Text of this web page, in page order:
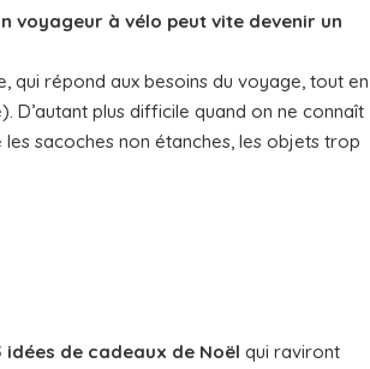
voyageur à vélo peut vite devenir un
qui répond aux besoins du voyage, tout en
D’autant plus difficile quand on ne connaît
sacoches non étanches, les objets trop
idées de cadeaux de Noël qui raviront